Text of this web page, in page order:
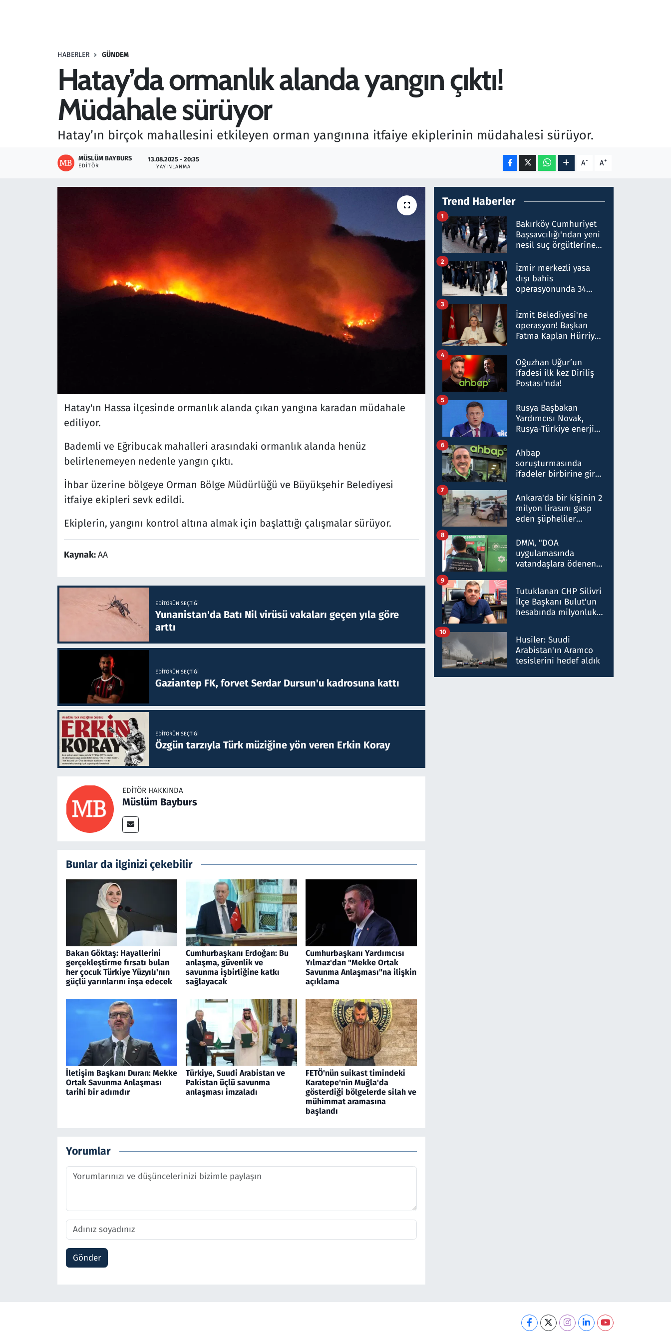
HABERLER GÜNDEM
Hatay’da ormanlık alanda yangın çıktı!
Müdahale sürüyor
Hatay’ın birçok mahallesini etkileyen orman yangınına itfaiye ekiplerinin müdahalesi sürüyor.
MÜSLÜM BAYBURS
EDITÖR
13.08.2025 - 20:35
YAYINLANMA A- A+
Hatay'ın Hassa ilçesinde ormanlık alanda çıkan yangına karadan müdahale
ediliyor.
Bademli ve Eğribucak mahalleri arasındaki ormanlık alanda henüz
belirlenemeyen nedenle yangın çıktı.
İhbar üzerine bölgeye Orman Bölge Müdürlüğü ve Büyükşehir Belediyesi
itfaiye ekipleri sevk edildi.
Ekiplerin, yangını kontrol altına almak için başlattığı çalışmalar sürüyor.
Kaynak:AA
EDITÖRÜN SEÇTIĞI
Yunanistan'da Batı Nil virüsü vakaları geçen yıla göre
arttı
EDITÖRÜN SEÇTIĞI
Gaziantep FK, forvet Serdar Dursun'u kadrosuna kattı
EDITÖRÜN SEÇTIĞI
Özgün tarzıyla Türk müziğine yön veren Erkin Koray
EDITÖR HAKKINDA
Müslüm Bayburs
Bunlar da ilginizi çekebilir
Bakan Göktaş: Hayallerini
gerçekleştirme fırsatı bulan
her çocuk Türkiye Yüzyılı'nın
güçlü yarınlarını inşa edecek
Cumhurbaşkanı Erdoğan: Bu
anlaşma, güvenlik ve
savunma işbirliğine katkı
sağlayacak
Cumhurbaşkanı Yardımcısı
Yılmaz'dan "Mekke Ortak
Savunma Anlaşması"na ilişkin
açıklama
İletişim Başkanı Duran: Mekke
Ortak Savunma Anlaşması
tarihi bir adımdır
Türkiye, Suudi Arabistan ve
Pakistan üçlü savunma
anlaşması imzaladı
FETÖ'nün suikast timindeki
Karatepe'nin Muğla'da
gösterdiği bölgelerde silah ve
mühimmat aramasına
başlandı
Yorumlar
Gönder
Trend Haberler
Bakırköy Cumhuriyet
Başsavcılığı'ndan yeni
nesil suç örgütlerine
hakkında gözaltı kararı
1
İzmir merkezli yasa
dışı bahis
operasyonunda 34
Milyar liralık para
trafiği tespit edildi
2
İzmit Belediyesi'ne
operasyon! Başkan
Fatma Kaplan Hürriyet
3
Oğuzhan Uğur’un
ifadesi ilk kez Diriliş
Postası'nda!
4
Rusya Başbakan
Yardımcısı Novak,
Rusya-Türkiye enerji
nitelikte olduğunu
belirtti
5
Ahbap
soruşturmasında
ifadeler birbirine girdi:
ifadelerinden ortaya
çıkan tablo şok etti
6
Ankara'da bir kişinin 2
milyon lirasını gasp
eden şüpheliler
7
DMM, "DOA
uygulamasında
vatandaşlara ödenen
düşürüldüğü" iddiasını
yalanladı
8
Tutuklanan CHP Silivri
İlçe Başkanı Bulut'un
hesabında milyonluk
talimat verdi, ben
gönderdim
9
Husiler: Suudi
Arabistan'ın Aramco
tesislerini hedef aldık
10
Savunma Sanayi